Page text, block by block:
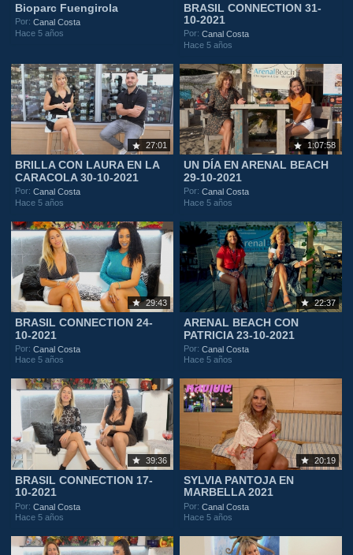
Bioparc Fuengirola
Por:Canal Costa
Hace 5 años
BRASIL CONNECTION 31-
10-2021
Por:Canal Costa
Hace 5 años
27:01
BRILLA CON LAURA EN LA
CARACOLA 30-10-2021
Por:Canal Costa
Hace 5 años
1:07:58
UN DÍA EN ARENAL BEACH
29-10-2021
Por:Canal Costa
Hace 5 años
29:43
BRASIL CONNECTION 24-
10-2021
Por:Canal Costa
Hace 5 años
22:37
ARENAL BEACH CON
PATRICIA 23-10-2021
Por:Canal Costa
Hace 5 años
39:36
BRASIL CONNECTION 17-
10-2021
Por:Canal Costa
Hace 5 años
20:19
SYLVIA PANTOJA EN
MARBELLA 2021
Por:Canal Costa
Hace 5 años